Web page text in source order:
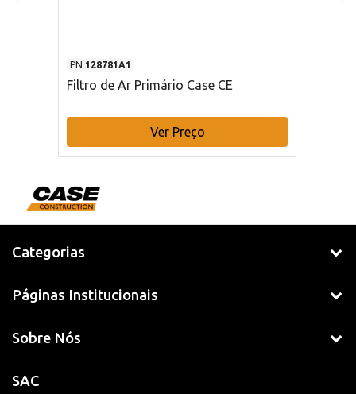
PN 128781A1
Filtro de Ar Primário Case CE
Ver Preço
Categorias
Páginas Institucionais
Sobre Nós
SAC